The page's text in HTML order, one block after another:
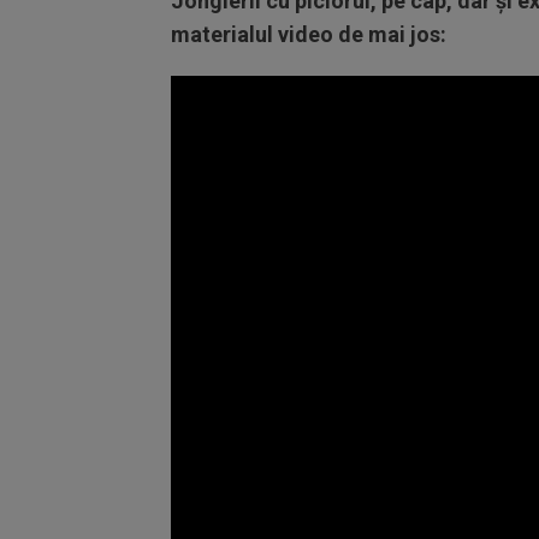
materialul video de mai jos: